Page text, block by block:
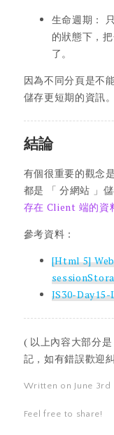
生命週期：
的狀態下，
了。
因為不同分頁是不
儲存更短期的資訊。
結論
有個很重要的觀念
都是 「 分網站 」儲
存在 Client 端的資
參考資料：
[Html 5]
JS30-
( 以上內容大部分
記，如有錯誤歡迎
Written on June 3rd
Feel free to share!